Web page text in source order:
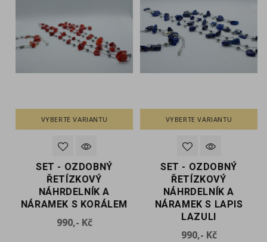
VYBERTE VARIANTU
SET - OZDOBNÝ
ŘETÍZKOVÝ
NÁHRDELNÍK A
NÁRAMEK S KORÁLEM
990,- KčCena
VYBERTE VARIANTU
SET - OZDOBNÝ
ŘETÍZKOVÝ
NÁHRDELNÍK A
NÁRAMEK S LAPIS
LAZULI
990,- KčCena